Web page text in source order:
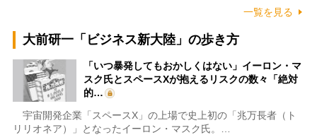
一覧を見る
大前研一「ビジネス新大陸」の歩き方
「いつ暴発してもおかしくはない」イーロン・マ
スク氏とスペースXが抱えるリスクの数々「絶対
的…
宇宙開発企業「スペースX」の上場で史上初の「兆万長者（ト
リリオネア）」となったイーロン・マスク氏。…